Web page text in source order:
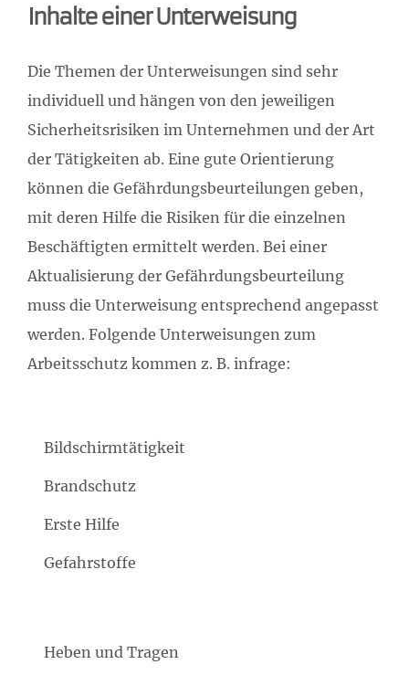
Inhalte einer Unterweisung
Die Themen der Unterweisungen sind sehr
individuell und hängen von den jeweiligen
Sicherheitsrisiken im Unternehmen und der Art
der Tätigkeiten ab. Eine gute Orientierung
können die Gefährdungsbeurteilungen geben,
mit deren Hilfe die Risiken für die einzelnen
Beschäftigten ermittelt werden. Bei einer
Aktualisierung der Gefährdungsbeurteilung
muss die Unterweisung entsprechend angepasst
werden. Folgende Unterweisungen zum
Arbeitsschutz kommen z. B. infrage:
Bildschirmtätigkeit
Brandschutz
Erste Hilfe
Gefahrstoffe
Heben und Tragen